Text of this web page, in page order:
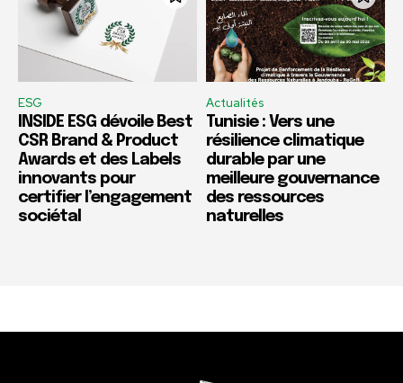
ESG
INSIDE ESG dévoile Best
CSR Brand & Product
Awards et des Labels
innovants pour
certifier l’engagement
sociétal
Actualités
Tunisie : Vers une
résilience climatique
durable par une
meilleure gouvernance
des ressources
naturelles